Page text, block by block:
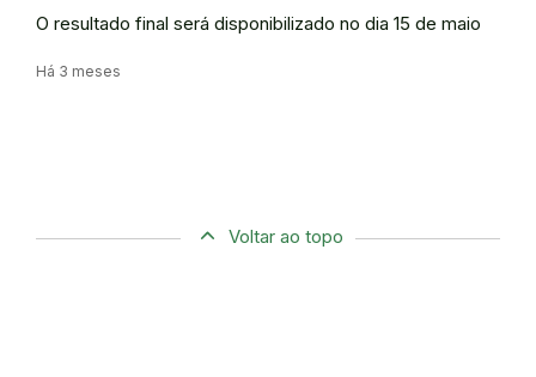
O resultado final será disponibilizado no dia 15 de maio
Há 3 meses
Voltar ao topo